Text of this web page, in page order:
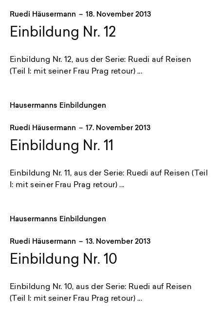
Ruedi Häusermann – 18. November 2013
Einbildung Nr. 12
Einbildung Nr. 12, aus der Serie: Ruedi auf Reisen
(Teil I: mit seiner Frau Prag retour) ...
Hausermanns Einbildungen
Ruedi Häusermann – 17. November 2013
Einbildung Nr. 11
Einbildung Nr. 11, aus der Serie: Ruedi auf Reisen (Teil
I: mit seiner Frau Prag retour) ...
Hausermanns Einbildungen
Ruedi Häusermann – 13. November 2013
Einbildung Nr. 10
Einbildung Nr. 10, aus der Serie: Ruedi auf Reisen
(Teil I: mit seiner Frau Prag retour) ...